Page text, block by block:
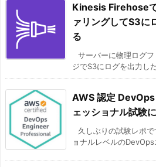
Kinesis Firehose
ァリングしてS3に
る
サーバーに物理ログ
ジでS3にログを出力し
AWS 認定 DevOps
ェッショナル試験
久しぶりの試験レポ
ョナルレベルの